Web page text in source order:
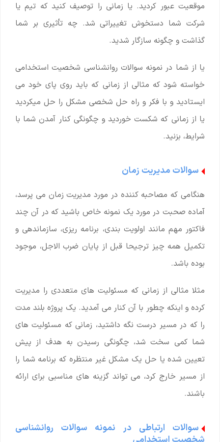
موقعیت عبور کردید. یا زمانی را توصیف کنید که تیم یا
شرکت شما دستخوش تغییراتی شد. چه تأثیری بر شما
گذاشت و چگونه سازگار شدید.
یا از شما در نمونه سوالات روانشناسی شخصیت استخدامی
خواسته شود که مثالی از زمانی که باید روی پای خود می
ایستادید و با فکر و راه حل شخصی مشکل را حل میکردید
یا از زمانی که شکست خوردید و چگونگی کنار آمدن شما با
شرایط، بزنید.
سوالات مدیریت زمان
هنگامی که مصاحبه کننده در مورد مدیریت زمان می پرسد،
آماده صحبت در مورد یک نمونه خاص باشید که در آن چند
فاکتور مهم مانند اولویت بندی، برنامه ریزی، سازماندهی و
تکمیل همه چیز ترجیحا قبل از پایان ضرب الاجل، موجود
بوده باشد.
مثلا مثالی از زمانی که مسئولیت های متعددی را مدیریت
کرده و اینکه چطور با آن کنار می آمدید. یک پروژه بلند مدت
را که در مسیر درست نگه داشتید، زمانی که مسئولیت های
شما کمی سخت شد، چگونگی رسیدن به هدف از پیش
تعیین شده یا حل یک مشکل غیر منتظره که برنامه شما را
از مسیر خارج کرد، می تواند گزینه های مناسبی برای ارائه
باشند.
سوالات ارتباطی در نمونه سوالات روانشناسی